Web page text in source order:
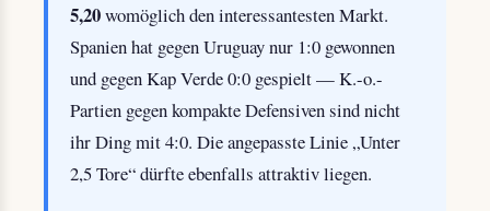
5,20womöglich den interessantesten Markt.
Spanien hat gegen Uruguay nur 1:0 gewonnen
und gegen Kap Verde 0:0 gespielt — K.-o.-
Partien gegen kompakte Defensiven sind nicht
ihr Ding mit 4:0. Die angepasste Linie „Unter
2,5 Tore“ dürfte ebenfalls attraktiv liegen.